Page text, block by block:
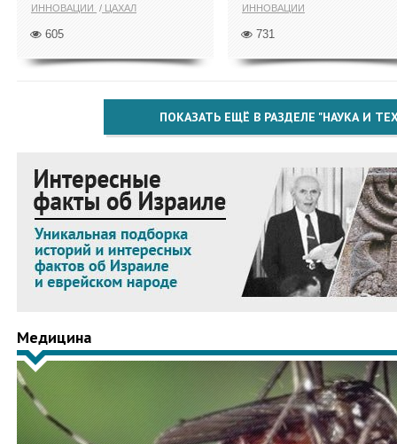
ИННОВАЦИИ ЦАХАЛ
605
ИННОВАЦИИ
731
ПОКАЗАТЬ ЕЩЁ В РАЗДЕЛЕ "НАУКА И
Медицина